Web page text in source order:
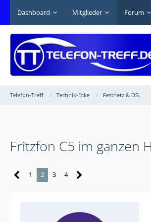
Dashboard Mitglieder Forum
Telefon-Treff Technik-Ecke Festnetz & DSL
Fritzfon C5 im ganzen
1 2 3 4